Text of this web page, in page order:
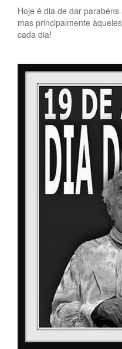
Hoje é dia de dar
mas principalmente
cada dia!